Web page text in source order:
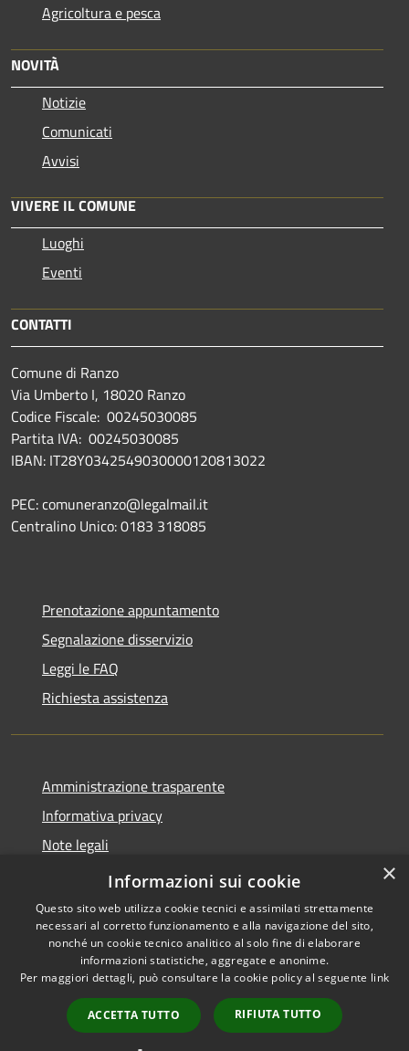
Agricoltura e pesca
NOVITÀ
Notizie
Comunicati
Avvisi
VIVERE IL COMUNE
Luoghi
Eventi
CONTATTI
Comune di Ranzo
Via Umberto I, 18020 Ranzo
Codice Fiscale: 00245030085
Partita IVA: 00245030085
IBAN: IT28Y0342549030000120813022
PEC: comuneranzo@legalmail.it
Centralino Unico: 0183 318085
Prenotazione appuntamento
Segnalazione disservizio
Leggi le FAQ
Richiesta assistenza
Amministrazione trasparente
Informativa privacy
Note legali
Dichiarazione di accessibilità
Accessibilità
Copyright © 2026 • Comune di
Ranzo • Powered by
Municipium•
Accesso
redazione
×
Informazioni sui cookie
Questo sito web utilizza cookie tecnici e assimilati strettamente
necessari al corretto funzionamento e alla navigazione del sito,
nonché un cookie tecnico analitico al solo fine di elaborare
informazioni statistiche, aggregate e anonime.
Per maggiori dettagli, può consultare la cookie policy al seguente link
ACCETTA TUTTO RIFIUTA TUTTO